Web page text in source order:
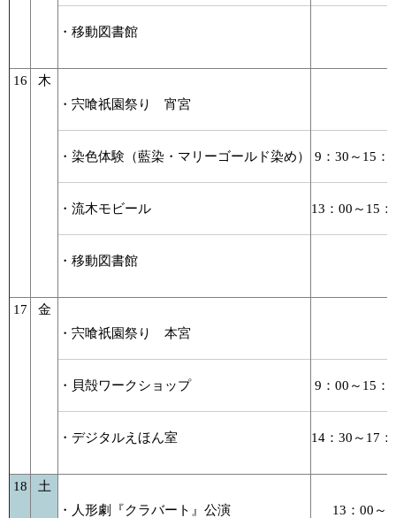
・移動図書館
16
木
・宍喰祇園祭り 宵宮
・染色体験（藍染・マリーゴールド染め）
・流木モビール
・移動図書館
9：30～15：
13：00～15：
17
金
・宍喰祇園祭り 本宮
・貝殻ワークショップ
・デジタルえほん室
9：00～15：
14：30～17：
18
土
・人形劇『クラバート』公演
13：00～